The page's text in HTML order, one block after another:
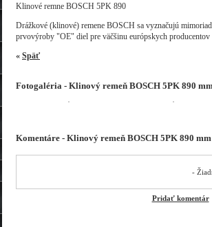
Klinové remne BOSCH 5PK 890
Drážkové (klinové) remene BOSCH sa vyznačujú
prvovýroby "OE" diel pre väčšinu európskych
« Späť
Fotogaléria - Klinový remeň BOSCH 5PK 890
Komentáre - Klinový remeň BOSCH 5PK 890
-
Pridať komentár